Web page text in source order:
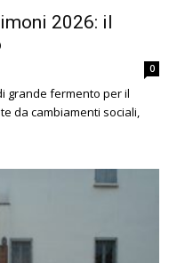
2026: il
0
grande fermento per il
da cambiamenti sociali,